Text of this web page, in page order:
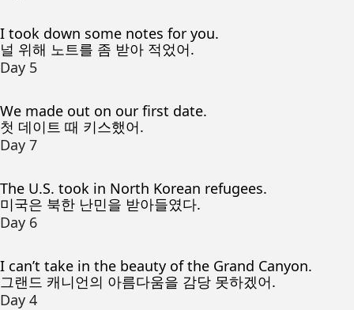
I took down some notes for you.
널 위해 노트를 좀 받아 적었어.
Day 5
We made out on our first date.
첫 데이트 때 키스했어.
Day 7
The U.S. took in North Korean refugees.
미국은 북한 난민을 받아들였다.
Day 6
I can’t take in the beauty of the Grand Canyon.
그랜드 캐니언의 아름다움을 감당 못하겠어.
Day 4